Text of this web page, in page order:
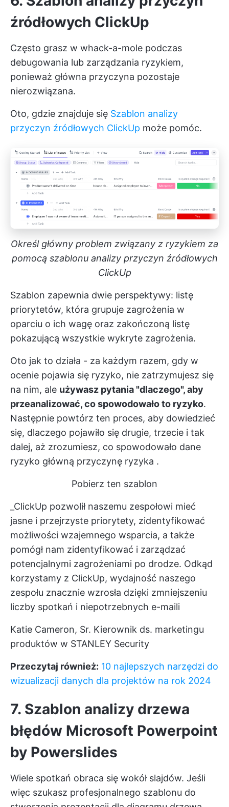
źródłowych ClickUp
Często grasz w whack-a-mole podczas
debugowania lub zarządzania ryzykiem,
ponieważ główna przyczyna pozostaje
nierozwiązana.
Oto, gdzie znajduje się Szablon analizy
przyczyn źródłowych ClickUp może pomóc.
Określ główny problem związany z ryzykiem za
pomocą szablonu analizy przyczyn źródłowych
ClickUp
Szablon zapewnia dwie perspektywy: listę
priorytetów, która grupuje zagrożenia w
oparciu o ich wagę oraz zakończoną listę
pokazującą wszystkie wykryte zagrożenia.
Oto jak to działa - za każdym razem, gdy w
ocenie pojawia się ryzyko, nie zatrzymujesz się
na nim, ale używasz pytania "dlaczego", aby
przeanalizować, co spowodowało to ryzyko.
Następnie powtórz ten proces, aby dowiedzieć
się, dlaczego pojawiło się drugie, trzecie i tak
dalej, aż zrozumiesz, co spowodowało dane
ryzyko główną przyczynę ryzyka .
Pobierz ten szablon
_ClickUp pozwolił naszemu zespołowi mieć
jasne i przejrzyste priorytety, zidentyfikować
możliwości wzajemnego wsparcia, a także
pomógł nam zidentyfikować i zarządzać
potencjalnymi zagrożeniami po drodze. Odkąd
korzystamy z ClickUp, wydajność naszego
zespołu znacznie wzrosła dzięki zmniejszeniu
liczby spotkań i niepotrzebnych e-maili
Katie Cameron, Sr. Kierownik ds. marketingu
produktów w STANLEY Security
Przeczytaj również: 10 najlepszych narzędzi do
wizualizacji danych dla projektów na rok 2024
7. Szablon analizy drzewa
błędów Microsoft Powerpoint
by Powerslides
Wiele spotkań obraca się wokół slajdów. Jeśli
więc szukasz profesjonalnego szablonu do